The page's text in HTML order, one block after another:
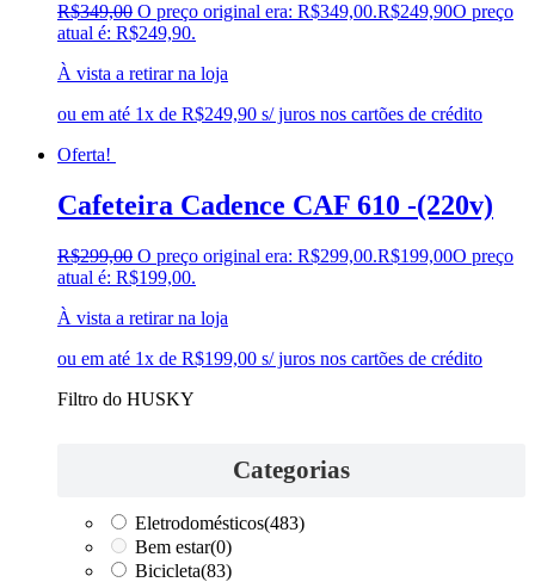
R$349,00 O preço original era: R$349,00.R$249,90O preço
atual é: R$249,90.
À vista a retirar na loja
ou em até 1x de R$249,90 s/ juros nos cartões de crédito
Oferta!
Cafeteira Cadence CAF 610 -(220v)
R$299,00 O preço original era: R$299,00.R$199,00O preço
atual é: R$199,00.
À vista a retirar na loja
ou em até 1x de R$199,00 s/ juros nos cartões de crédito
Filtro do HUSKY
Categorias
Eletrodomésticos(483)
Bem estar(0)
Bicicleta(83)